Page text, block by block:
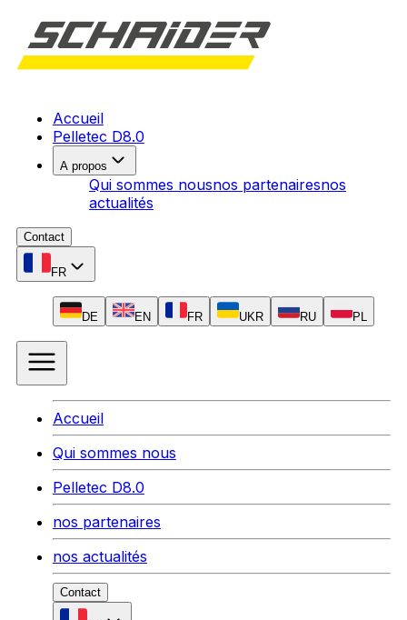
Accueil
Pelletec D8.0
A propos
Qui sommes nousnos partenairesnos
actualités
Contact
FR
DE EN FR UKR RU PL
Accueil
Qui sommes nous
Pelletec D8.0
nos partenaires
nos actualités
Contact